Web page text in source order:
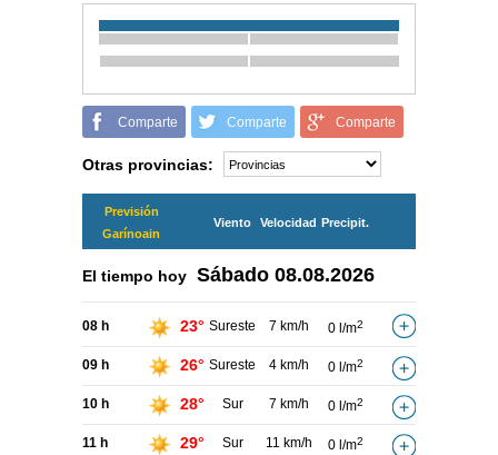
Comparte Comparte Comparte
Otras provincias:
Previsión
Garínoain
Viento Velocidad Precipit.
El tiempo hoy Sábado 08.08.2026
08 h 23° Sureste 7 km/h 0 l/m2
09 h 26° Sureste 4 km/h 0 l/m2
10 h 28° Sur 7 km/h 0 l/m2
11 h 29° Sur 11 km/h 0 l/m2